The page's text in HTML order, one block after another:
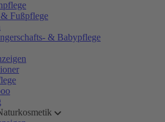
Fußpflege
& Babypflege